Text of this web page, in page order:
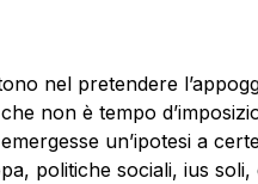
nel pretendere
non è tempo
un’ipotesi a
politiche sociali, ius soli,